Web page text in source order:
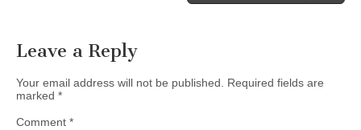
Leave a Reply
Your email address will not be published.
Required fields are
marked *
Comment *